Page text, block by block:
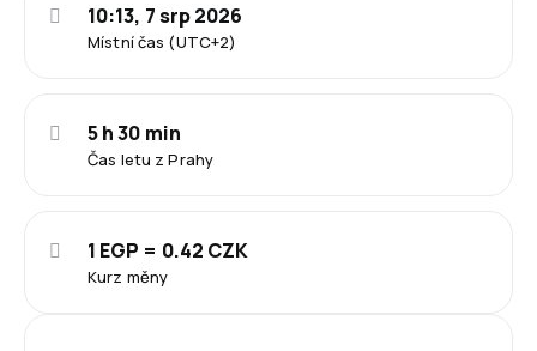
Místní čas (UTC+2)
10:13, 7 srp 2026
Čas letu z Prahy
5 h 30 min
Kurz měny
1 EGP = 0.42 CZK